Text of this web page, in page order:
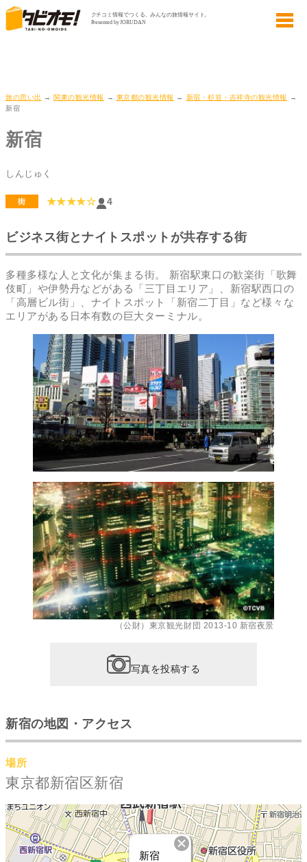
旅の思い出 → 関東の観光情報 → 東京都の観光情報 → 新宿・杉並・吉祥寺の観光情報
→
新宿
新宿
しんじゅく
街 ★★★★☆ 4
ビジネス街とナイトスポットが共存する街
多種多様な人と文化が集まる街。 新宿駅東口の歓楽街「歌舞
伎町」や伊勢丹などがある「三丁目エリア」、新宿駅西口の
「高層ビル街」、ナイトスポット「新宿二丁目」など様々な
エリアがある日本有数の巨大ターミナル。
（公財）東京観光財団 2013-10 新宿夜景
写真を投稿する
新宿の地図・アクセス
場所
東京都新宿区新宿
新宿